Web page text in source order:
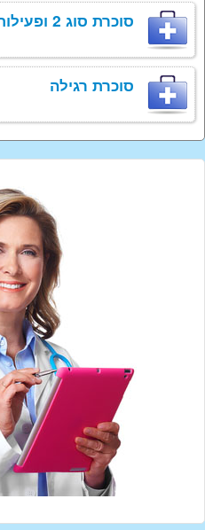
סוכרת סוג 2 ופעילות גופנית
סוכרת רגילה